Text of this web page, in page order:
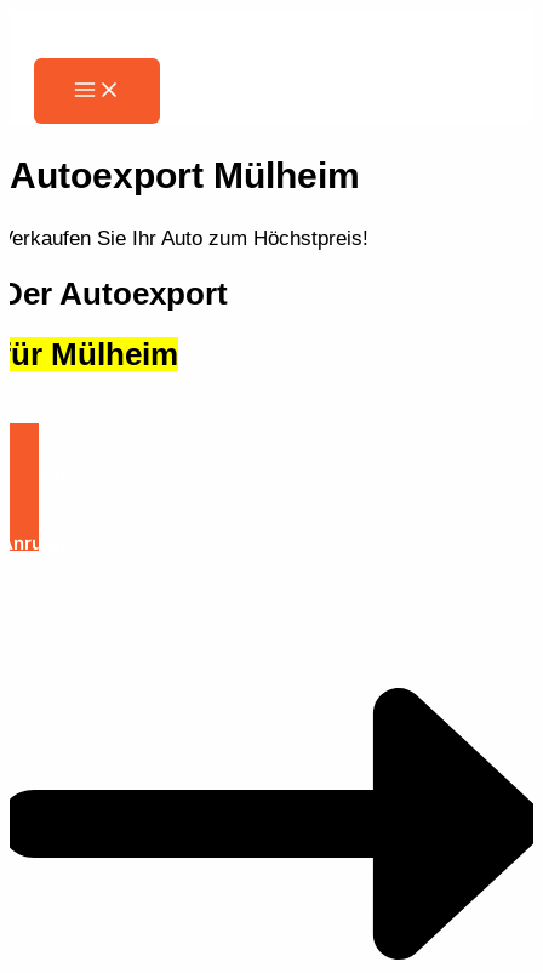
springen
Main
Menu
Autoexport Mülheim
Verkaufen Sie Ihr Auto zum Höchstpreis!
Der Autoexport
für Mülheim
Anrufen